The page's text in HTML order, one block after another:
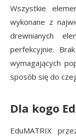
Wszystkie
wykonane z
drewnianych
perfekcyjnie.
wymagających
sposób się do
Dla kogo
EduMATRIX